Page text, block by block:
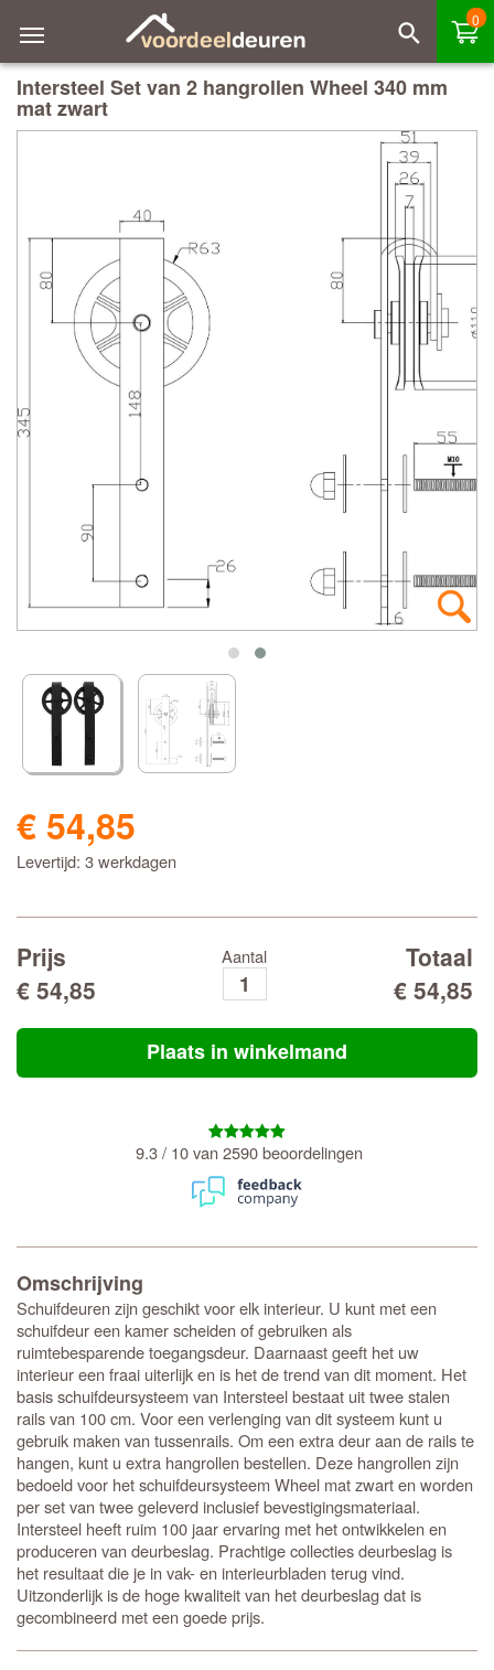
0
Intersteel Set van 2 hangrollen Wheel 340 mm
mat zwart
€ 54,85
Levertijd: 3 werkdagen
Prijs
€ 54,85
Aantal
Totaal
€ 54,85
Plaats in winkelmand
9.3 / 10 van 2590 beoordelingen
Omschrijving
Schuifdeuren zijn geschikt voor elk interieur. U kunt met een
schuifdeur een kamer scheiden of gebruiken als
ruimtebesparende toegangsdeur. Daarnaast geeft het uw
interieur een fraai uiterlijk en is het de trend van dit moment. Het
basis schuifdeursysteem van Intersteel bestaat uit twee stalen
rails van 100 cm. Voor een verlenging van dit systeem kunt u
gebruik maken van tussenrails. Om een extra deur aan de rails te
hangen, kunt u extra hangrollen bestellen. Deze hangrollen zijn
bedoeld voor het schuifdeursysteem Wheel mat zwart en worden
per set van twee geleverd inclusief bevestigingsmateriaal.
Intersteel heeft ruim 100 jaar ervaring met het ontwikkelen en
produceren van deurbeslag. Prachtige collecties deurbeslag is
het resultaat die je in vak- en interieurbladen terug vind.
Uitzonderlijk is de hoge kwaliteit van het deurbeslag dat is
gecombineerd met een goede prijs.